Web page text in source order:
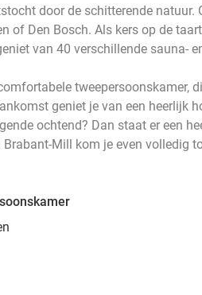
door de schitterende natuur.
of Den Bosch. Als kers op de
van 40 verschillende sauna-
tweepersoonskamer,
geniet je van een heerlijk
ochtend? Dan staat er een
Brabant-Mill kom je even volledig